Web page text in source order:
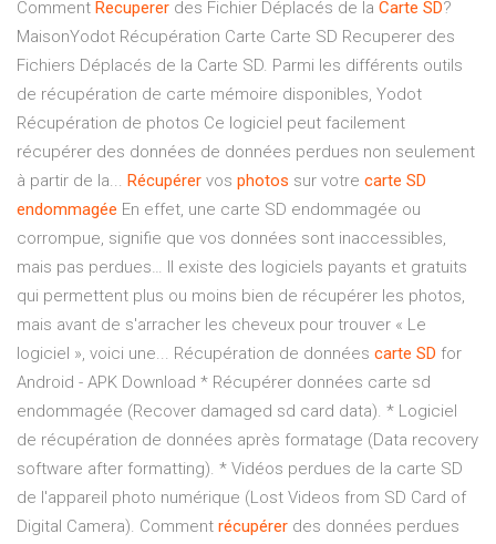
Comment Recuperer des Fichier Déplacés de la Carte SD?
MaisonYodot Récupération Carte Carte SD Recuperer des
Fichiers Déplacés de la Carte SD. Parmi les différents outils
de récupération de carte mémoire disponibles, Yodot
Récupération de photos Ce logiciel peut facilement
récupérer des données de données perdues non seulement
à partir de la... Récupérer vos photos sur votre carte SD
endommagée En effet, une carte SD endommagée ou
corrompue, signifie que vos données sont inaccessibles,
mais pas perdues… Il existe des logiciels payants et gratuits
qui permettent plus ou moins bien de récupérer les photos,
mais avant de s'arracher les cheveux pour trouver « Le
logiciel », voici une... Récupération de données carte SD for
Android - APK Download * Récupérer données carte sd
endommagée (Recover damaged sd card data). * Logiciel
de récupération de données après formatage (Data recovery
software after formatting). * Vidéos perdues de la carte SD
de l'appareil photo numérique (Lost Videos from SD Card of
Digital Camera). Comment récupérer des données perdues